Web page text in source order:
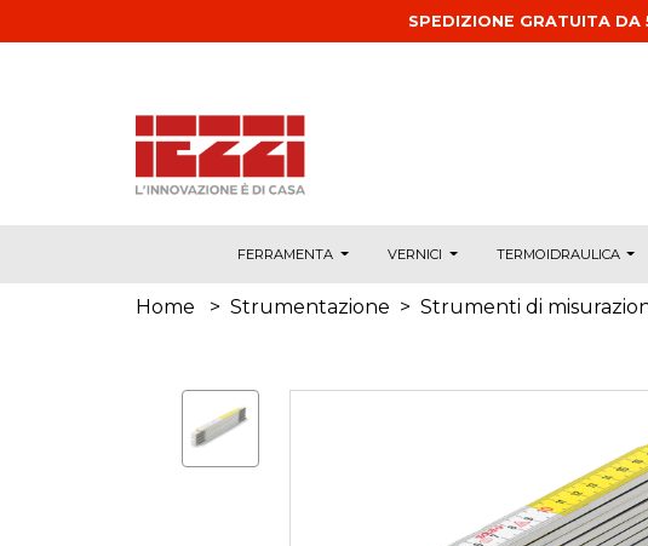
SPEDIZIONE GRATUITA
FERRAMENTA VERNICI TERMOIDRAULICA
Home > Strumentazione > Strumenti di